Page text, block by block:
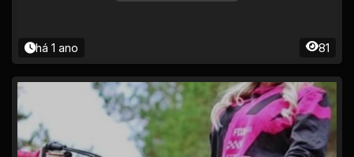
há 1 ano 81